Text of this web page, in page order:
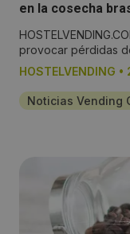
en la cosecha
provocar pérdidas
HOSTELVENDING •
Noticias Vending